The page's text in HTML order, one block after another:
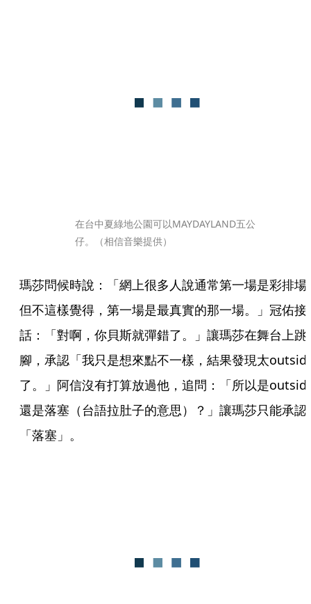
在台中夏綠地公園可以MAYDAYLAND五公
仔。（相信音樂提供）
瑪莎問候時說：「網上很多人說通常第一場是彩排場
但不這樣覺得，第一場是最真實的那一場。」冠佑接
話：「對啊，你貝斯就彈錯了。」讓瑪莎在舞台上跳
腳，承認「我只是想來點不一樣，結果發現太
了。」阿信沒有打算放過他，追問：「所以是
還是落塞（台語拉肚子的意思）？」讓瑪莎只能承認
「落塞」。